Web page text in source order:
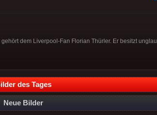
dem Liverpool-Fan Florian Thürler. Er besitzt
des Tages
Neue Bilder